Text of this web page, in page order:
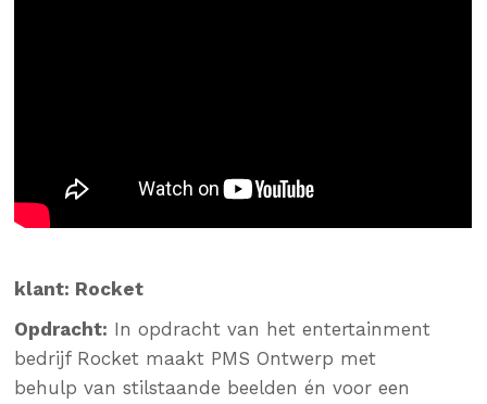
klant: Rocket
Opdracht: In opdracht van het entertainment
bedrijf Rocket maakt PMS Ontwerp met
behulp van stilstaande beelden én voor een